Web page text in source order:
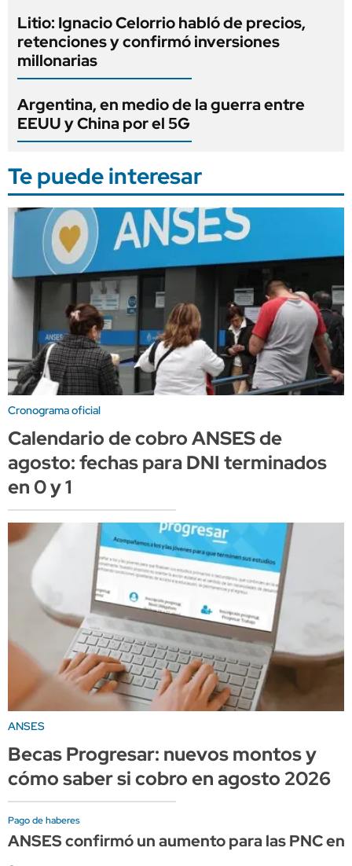
Litio: Ignacio Celorrio habló de precios,
retenciones y confirmó inversiones
millonarias
Argentina, en medio de la guerra entre
EEUU y China por el 5G
Te puede interesar
Cronograma oficial
Calendario de cobro ANSES de
agosto: fechas para DNI terminados
en 0 y 1
ANSES
Becas Progresar: nuevos montos y
cómo saber si cobro en agosto 2026
Pago de haberes
ANSES confirmó un aumento para las PNC